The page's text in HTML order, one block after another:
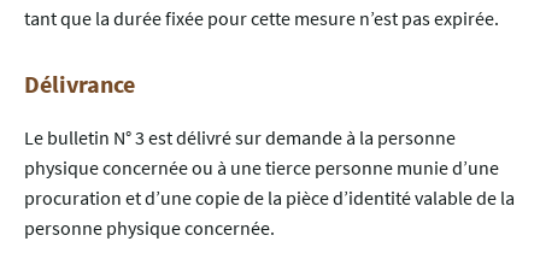
tant que la durée fixée pour cette mesure n’est pas expirée.
Délivrance
Le bulletin N° 3 est délivré sur demande à la personne
physique concernée ou à une tierce personne munie d’une
procuration et d’une copie de la pièce d’identité valable de la
personne physique concernée.